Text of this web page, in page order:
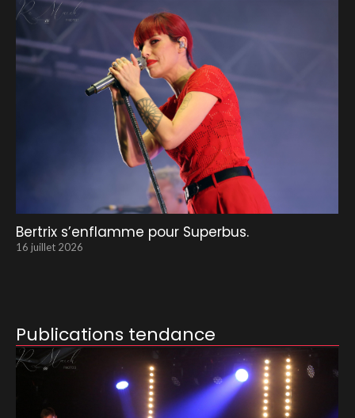
Bertrix s’enflamme pour Superbus.
16 juillet 2026
Publications tendance